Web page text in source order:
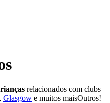
relacionados com clubs
, Glasgow e muitos maisOutros!